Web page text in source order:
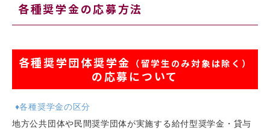
各種奨学金の応募方法
各種奨学団体奨学金 （留学生のみ対象は除く）
の応募について
♦各種奨学金の区分
地方公共団体や民間奨学団体が実施する給付型奨学金・貸与